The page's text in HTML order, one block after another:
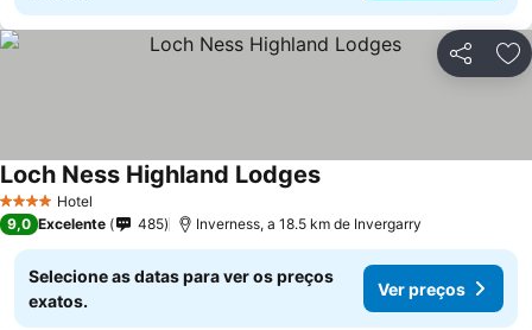
Partilhar
4 EstrelasHotel
Loch Ness Highland LodgesVer preços
9,0 Excelente 485 Inverness, a 18.5 km de Invergarry
Selecione as datas para ver os preços
exatos.
Ver preços